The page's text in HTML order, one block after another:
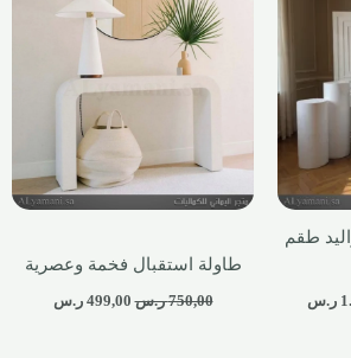
طقم
ر.س
طاولة استقبال فخمة وعصرية
750,00 ر.س 499,00 ر.س